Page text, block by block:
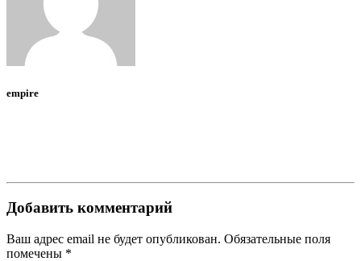
empire
Добавить комментарий
Ваш адрес email не будет опубликован. Обязательные поля
помечены *